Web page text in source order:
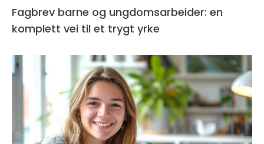
Fagbrev barne og ungdomsarbeider: en
komplett vei til et trygt yrke